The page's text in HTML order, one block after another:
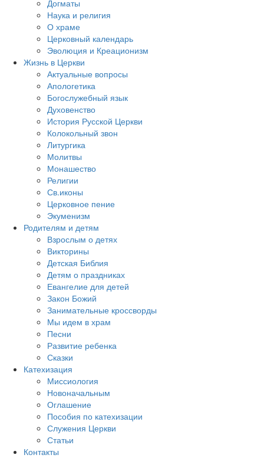
Догматы
Наука и религия
О храме
Церковный календарь
Эволюция и Креационизм
Жизнь в Церкви
Актуальные вопросы
Апологетика
Богослужебный язык
Духовенство
История Русской Церкви
Колокольный звон
Литургика
Молитвы
Монашество
Религии
Св.иконы
Церковное пение
Экуменизм
Родителям и детям
Взрослым о детях
Викторины
Детская Библия
Детям о праздниках
Евангелие для детей
Закон Божий
Занимательные кроссворды
Мы идем в храм
Песни
Развитие ребенка
Сказки
Катехизация
Миссиология
Новоначальным
Оглашение
Пособия по катехизации
Служения Церкви
Статьи
Контакты